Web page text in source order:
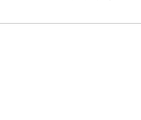
，只有人品才